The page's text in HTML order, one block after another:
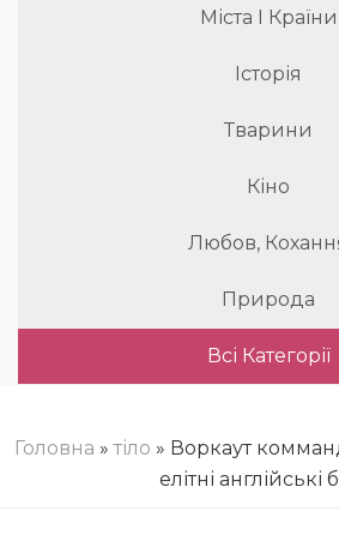
Міста І Країни
Історія
Тварини
Кіно
Любов,
Природа
Всі Категорії
Головна »тіло » Воркаут
елітні англійські